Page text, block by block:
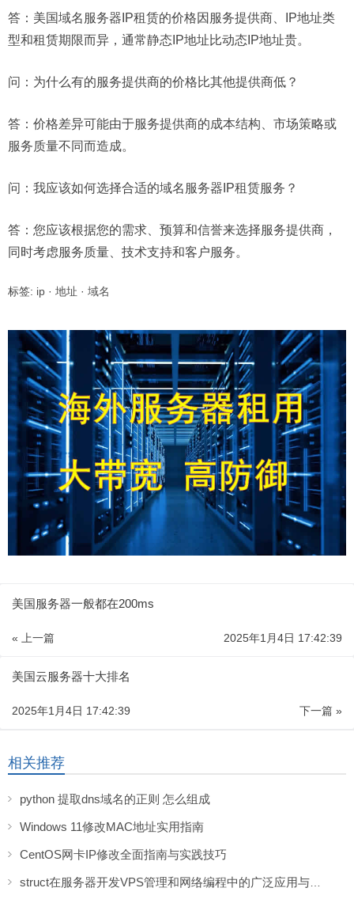
答：美国域名服务器IP租赁的价格因服务提供商、IP地址类
型和租赁期限而异，通常静态IP地址比动态IP地址贵。
问： 为什么有的服务提供商的价格比其他提供商低？
答：价格差异可能由于服务提供商的成本结构、市场策略或
服务质量不同而造成。
问： 我应该如何选择合适的域名服务器IP租赁服务？
答：您应该根据您的需求、预算和信誉来选择服务提供商，
同时考虑服务质量、技术支持和客户服务。
标签: ip · 地址 · 域名
美国服务器一般都在200ms
« 上一篇 2025年1月4日 17:42:39
美国云服务器十大排名
下一篇 »
2025年1月4日 17:42:39
相关推荐
python 提取dns域名的正则 怎么组成
Windows 11修改MAC地址实用指南
CentOS网卡IP修改全面指南与实践技巧
struct在服务器开发VPS管理和网络编程中的广泛应用与优势